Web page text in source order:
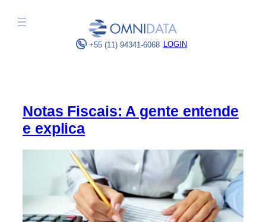
para
+55 (11) 94341-6068 LOGIN
Notas Fiscais: A gente entende
e explica